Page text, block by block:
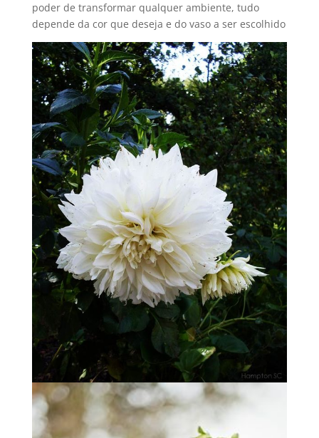
poder de transformar qualquer ambiente, tudo
depende da cor que deseja e do vaso a ser escolhido